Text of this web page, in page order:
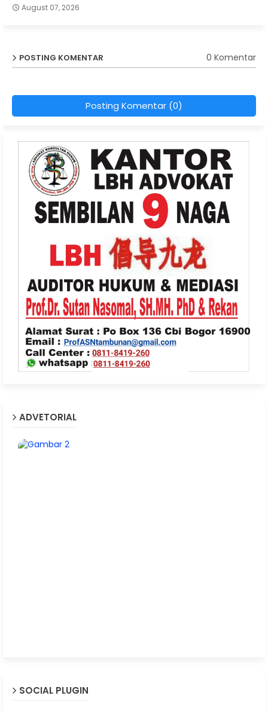
August 07, 2026
POSTING KOMENTAR 0 Komentar
Posting Komentar (0)
ADVETORIAL
SOCIAL PLUGIN